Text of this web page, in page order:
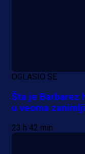
OGLASIO SE
Šta je Barbarez
u veoma
23 h 42 min